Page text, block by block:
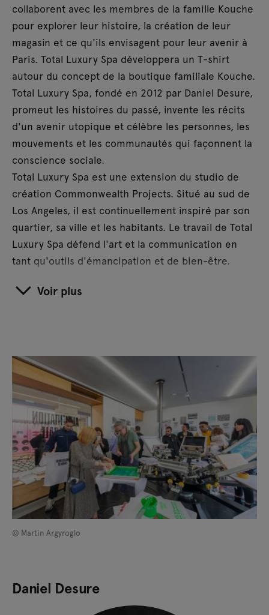
collaborent avec les membres de la famille Kouche
pour explorer leur histoire, la création de leur
magasin et ce qu'ils envisagent pour leur avenir à
Paris. Total Luxury Spa développera un T-shirt
autour du concept de la boutique familiale Kouche.
Total Luxury Spa, fondé en 2012 par Daniel Desure,
promeut les histoires du passé, invente les récits
d'un avenir utopique et célèbre les personnes, les
mouvements et les communautés qui façonnent la
conscience sociale.
Total Luxury Spa est une extension du studio de
création Commonwealth Projects. Situé au sud de
Los Angeles, il est continuellement inspiré par son
quartier, sa ville et les habitants. Le travail de Total
Luxury Spa défend l'art et la communication en
tant qu'outils d'émancipation et de bien-être.
Voir plus
© Martin Argyroglo
Daniel Desure